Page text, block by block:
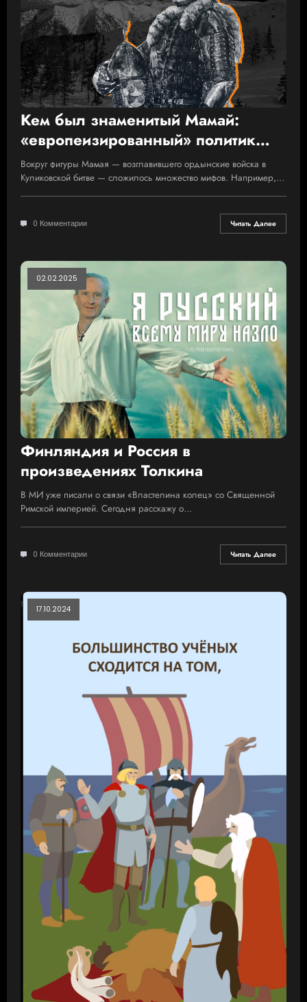
Кем был знаменитый Мамай:
«европеизированный» политик
или «немытый» хан?
Вокруг фигуры Мамая — возглавившего ордынские войска в
Куликовской битве — сложилось множество мифов. Например,…
0 Комментарии Читать Далее
02.02.2025
Финляндия и Россия в
произведениях Толкина
В МИ уже писали о связи «Властелина колец» со Священной
Римской империей. Сегодня расскажу о…
0 Комментарии Читать Далее
17.10.2024